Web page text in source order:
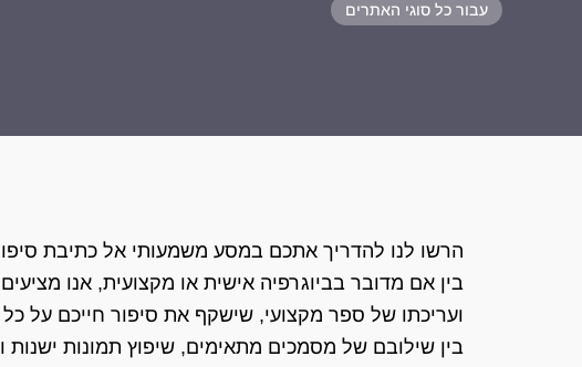
עבור כל סוגי האתרים
הרשו לנו להדריך אתכם במסע משמעותי אל כתיבת
בין אם מדובר בביוגרפיה אישית או מקצועית, אנו
ועריכתו של ספר מקצועי, שישקף את סיפור חייכם על
בין שילובם של מסמכים מתאימים, שיפוץ תמונות ישנות